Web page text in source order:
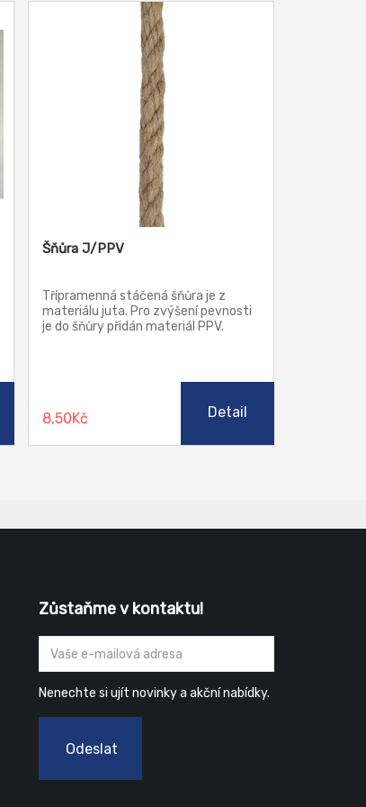
Šňůra J/PPV
Třípramenná stáčená šňůra je z
materiálu juta. Pro zvýšení pevnosti
je do šňůry přidán materiál PPV.
na zahradě, dále v zemědělství a
lesnictví.
8,50Kč Detail
Zůstaňme v kontaktu!
Nenechte si ujít novinky a akční nabídky.
Odeslat